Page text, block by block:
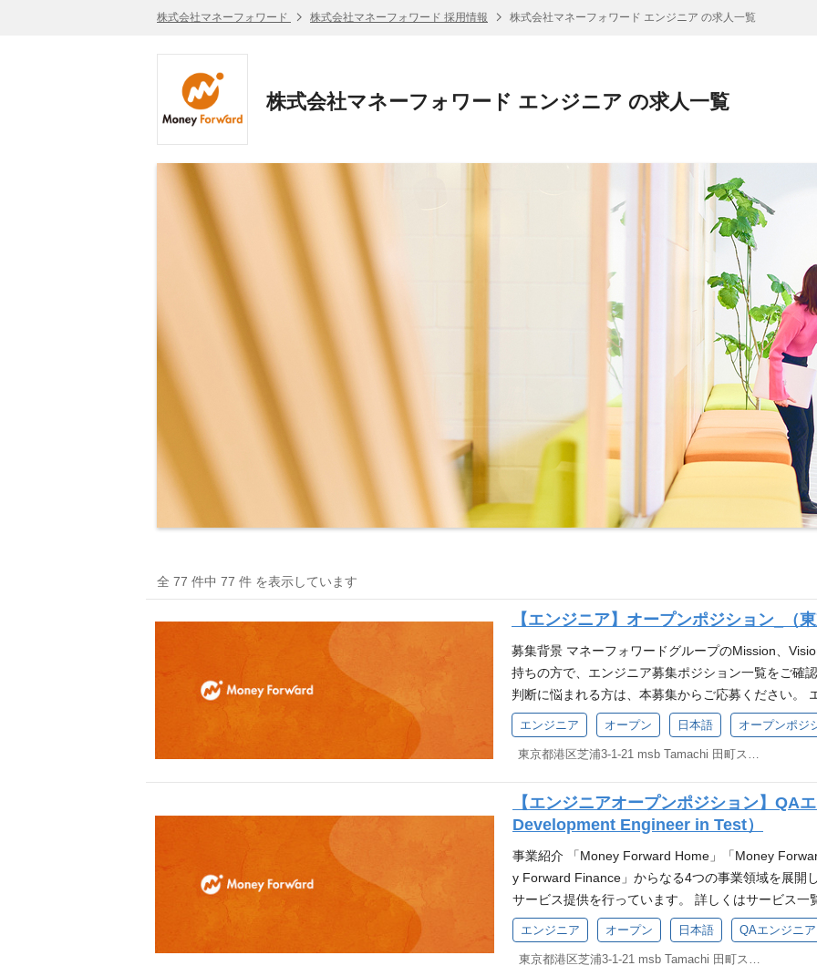
株式会社マネーフォワード 株式会社マネーフォワード 採用情報 株式会社マネーフォワード エンジニア の求人一覧
株式会社マネーフォワード エンジニア の求人一覧
全 77 件中 77 件 を表示しています
【エンジニア】オープンポジション_（
募集背景 マネーフォワードグループのMission、
持ちの方で、エンジニア募集ポジション一覧をご確
判断に悩まれる方は、本募集からご応募ください。
験・ご志向・ご希望に合ったポジションで選考を進
より、業務内容は異なりますが、以下のような業務
発（バックオフィスの業務効率化やSaaSマーケテ
ト開発（家計簿アプリを代表としたプロダクトや新
ィ本部でのエンジニアリング CTO室（CTO直下の
のエンジニアリーダー、エンジニアマネージャー業
クトのプロダクトマネージャー業務 など 職種
エンドエンジニア フロントエンドエンジニア モバ
リティエンジニア コーポレートエンジニア SDET /
クトマネージャーなどご紹介させていただくポジシ
業務内容いずれかのエンジニアリング経験がある方
エンジニア オープン 日本語 オープンポジ
【エンジニアオープンポジション】QA
Development Engineer in Test）
事業紹介 「Money Forward Home」「Money
y Forward Finance」からなる4つの事業領域を展開
サービス提供を行っています。 詳しくはサービス
フォワードグループの各サービスのQA及び品質向上
て、具体的な応募ポジションを決められない方や、
てからエントリーしたいという方を対象に、オープ
エンジニア オープン 日本語 QAエンジニア